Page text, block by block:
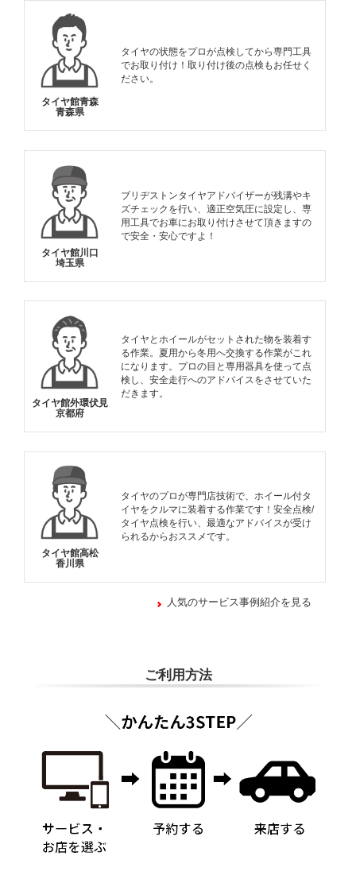
タイヤ館青森
青森県
タイヤの状態をプロが点検してから専門工具
でお取り付け！取り付け後の点検もお任せく
ださい。
タイヤ館川口
埼玉県
ブリヂストンタイヤアドバイザーが残溝やキ
ズチェックを行い、適正空気圧に設定し、専
用工具でお車にお取り付けさせて頂きますの
で安全・安心ですよ！
タイヤ館外環伏見
京都府
タイヤとホイールがセットされた物を装着す
る作業。夏用から冬用へ交換する作業がこれ
になります。プロの目と専用器具を使って点
検し、安全走行へのアドバイスをさせていた
だきます。
タイヤ館高松
香川県
タイヤのプロが専門店技術で、ホイール付タ
イヤをクルマに装着する作業です！安全点検/
タイヤ点検を行い、最適なアドバイスが受け
られるからおススメです。
人気のサービス事例紹介を見る
ご利用方法